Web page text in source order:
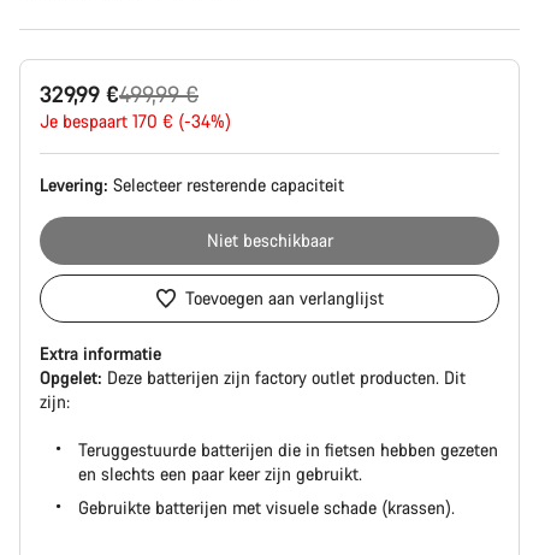
Productconfiguratie
329,99 €
Originele
Prijs
499,99 €
Je bespaart 170 € (-34%)
Levering: Selecteer resterende capaciteit
Niet beschikbaar
Toevoegen aan verlanglijst
Extra informatie
Opgelet: Deze batterijen zijn factory outlet producten. Dit
zijn:
Teruggestuurde batterijen die in fietsen hebben gezeten
en slechts een paar keer zijn gebruikt.
Gebruikte batterijen met visuele schade (krassen).